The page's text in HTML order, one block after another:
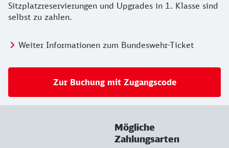
Sitzplatzreservierungen und Upgrades in 1. Klasse sind
selbst zu zahlen.
Weiter Informationen zum Bundeswehr-Ticket
Zur Buchung mit Zugangscode
Mögliche
Zahlungsarten